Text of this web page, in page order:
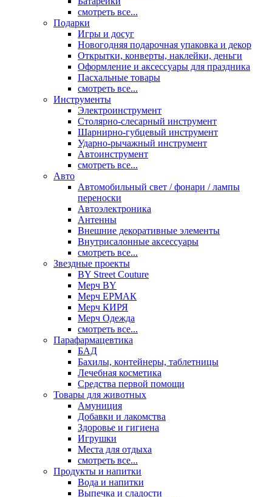
смотреть все...
Подарки
Игры и досуг
Новогодняя подарочная упаковка и декор
Открытки, конверты, наклейки, деньги
Оформление и аксессуары для праздника
Пасхальные товары
смотреть все...
Инструменты
Электроинструмент
Столярно-слесарный инструмент
Шарнирно-губцевый инструмент
Ударно-рычажный инструмент
Автоинструмент
смотреть все...
Авто
Автомобильный свет / фонари / лампы
переноски
Автоэлектроника
Антенны
Внешние декоративные элементы
Внутрисалонные аксессуары
смотреть все...
Звездные проекты
BY Street Couture
Мерч BY
Мерч ЕРМАК
Мерч КИРЯ
Мерч Одежда
смотреть все...
Парафармацевтика
БАД
Бахилы, контейнеры, таблетницы
Лечебная косметика
Средства первой помощи
Товары для животных
Амуниция
Добавки и лакомства
Здоровье и гигиена
Игрушки
Места для отдыха
смотреть все...
Продукты и напитки
Вода и напитки
Выпечка и сладости